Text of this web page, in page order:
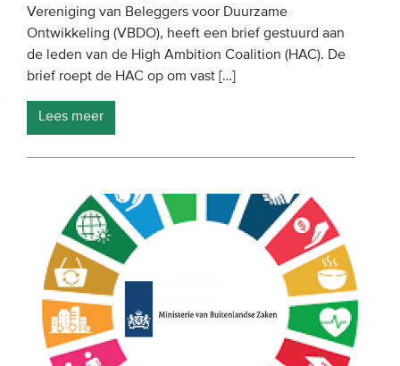
Vereniging van Beleggers voor Duurzame
Ontwikkeling (VBDO), heeft een brief gestuurd aan
de leden van de High Ambition Coalition (HAC). De
brief roept de HAC op om vast […]
Lees meer